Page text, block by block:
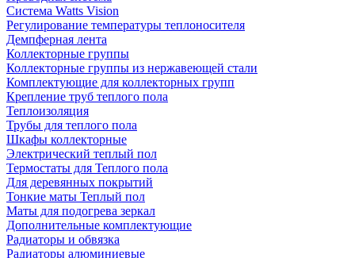
Система Watts Vision
Регулирование температуры теплоносителя
Демпферная лента
Коллекторные группы
Коллекторные группы из нержавеющей стали
Комплектующие для коллекторных групп
Крепление труб теплого пола
Теплоизоляция
Трубы для теплого пола
Шкафы коллекторные
Электрический теплый пол
Термостаты для Теплого пола
Для деревянных покрытий
Тонкие маты Теплый пол
Маты для подогрева зеркал
Дополнительные комплектующие
Радиаторы и обвязка
Радиаторы алюминиевые